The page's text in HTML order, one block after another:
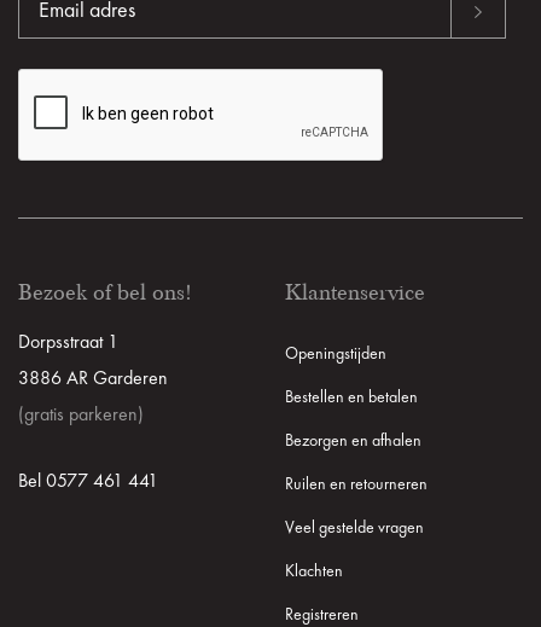
Bezoek of bel ons!
Dorpsstraat 1
3886 AR Garderen
(gratis parkeren)
Bel 0577 461 441
Klantenservice
Openingstijden
Bestellen en betalen
Bezorgen en afhalen
Ruilen en retourneren
Veel gestelde vragen
Klachten
Registreren